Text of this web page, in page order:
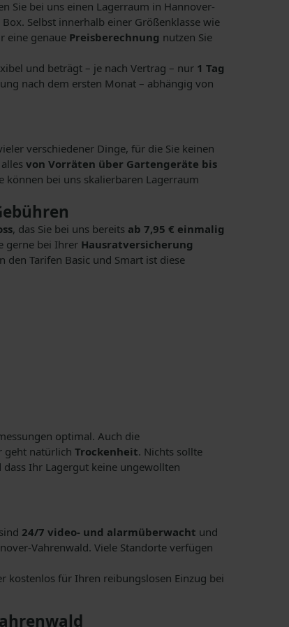
Sie bei uns einen Lagerraum in Hannover-
Selbst innerhalb einer Größenklasse wie
eine genaue Preisberechnung nutzen Sie
und beträgt – je nach Vertrag – nur 1 Tag
nach dem ersten Monat – abhängig von
verschiedener Dinge, für die Sie keinen
von Vorräten über Gartengeräte bis
können bei uns skalierbaren Lagerraum
, das Sie bei uns bereits ab 7,95 € einmalig
gerne bei Ihrer Hausratversicherung
den Tarifen Basic und Smart ist diese
optimal. Auch die
geht natürlich Trockenheit. Nichts sollte
Ihr Lagergut keine ungewollten
24/7 video- und alarmüberwacht und
Vahrenwald. Viele Standorte verfügen
kostenlos für Ihren reibungslosen Einzug bei